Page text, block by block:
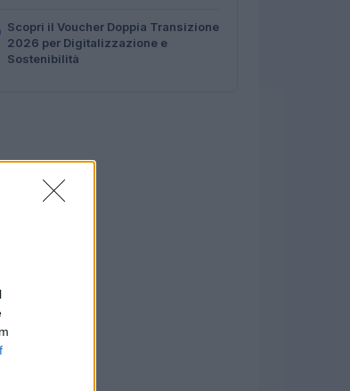
Scopri il Voucher Doppia Transizione
2026 per Digitalizzazione e
Sostenibilità